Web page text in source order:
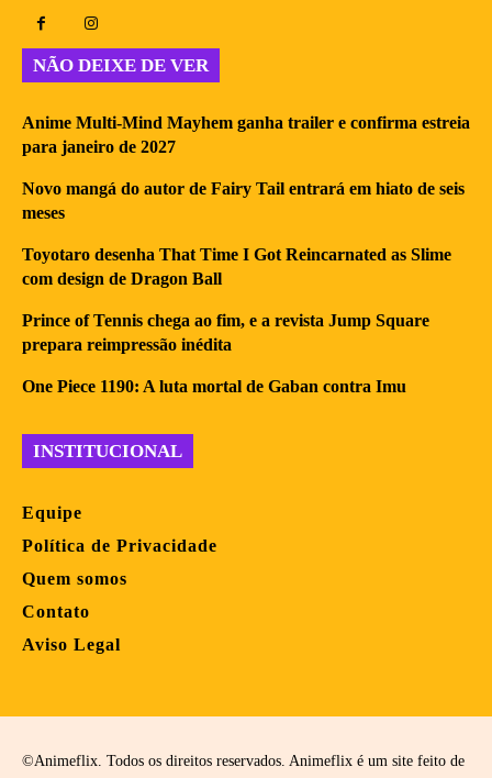
NÃO DEIXE DE VER
Anime Multi-Mind Mayhem ganha trailer e confirma estreia
para janeiro de 2027
Novo mangá do autor de Fairy Tail entrará em hiato de seis
meses
Toyotaro desenha That Time I Got Reincarnated as Slime
com design de Dragon Ball
Prince of Tennis chega ao fim, e a revista Jump Square
prepara reimpressão inédita
One Piece 1190: A luta mortal de Gaban contra Imu
INSTITUCIONAL
Equipe
Política de Privacidade
Quem somos
Contato
Aviso Legal
©Animeflix. Todos os direitos reservados. Animeflix é um site feito de